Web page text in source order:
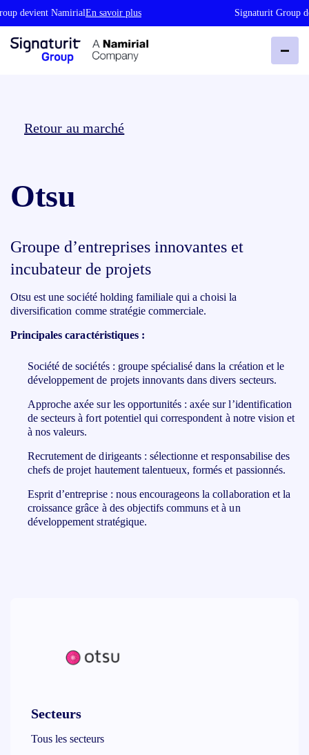
devient NamirialEn savoir plus Signaturit Group
Retour au marché
Otsu
Groupe d’entreprises innovantes et
incubateur de projets
Otsu est une société holding familiale qui a choisi la
diversification comme stratégie commerciale.
Principales caractéristiques :
Société de sociétés : groupe spécialisé dans la création et le
développement de projets innovants dans divers secteurs.
Approche axée sur les opportunités : axée sur l’identification
de secteurs à fort potentiel qui correspondent à notre vision et
à nos valeurs.
Recrutement de dirigeants : sélectionne et responsabilise des
chefs de projet hautement talentueux, formés et passionnés.
Esprit d’entreprise : nous encourageons la collaboration et la
croissance grâce à des objectifs communs et à un
développement stratégique.
Secteurs
Tous les secteurs